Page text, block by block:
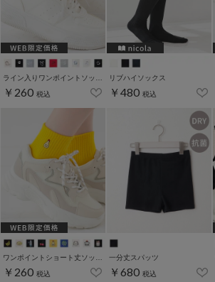
￥260 税込
リブハイソックス
￥480 税込
￥260 税込
一分丈スパッツ
￥680 税込